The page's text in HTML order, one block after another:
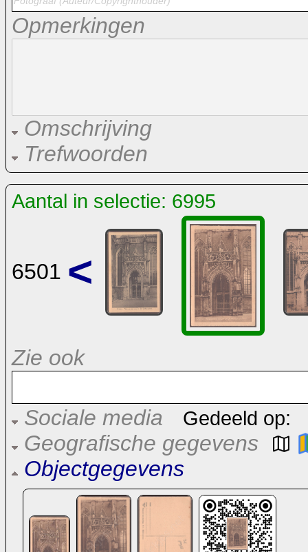
Opmerkingen
Omschrijving
Trefwoorden
Aantal in selectie: 6995
6501 <
Zie ook
Sociale media Gedeeld op:
Geografische gegevens
Objectgegevens